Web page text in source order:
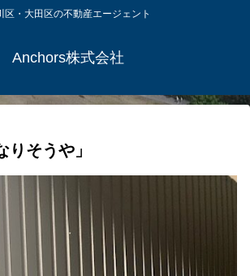
区・大田区の不動産エージェント
Anchors株式会社
りそうや」